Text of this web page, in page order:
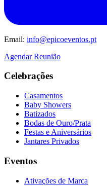
Email: info@epicoeventos.pt
Agendar Reunião
Celebrações
Casamentos
Baby Showers
Batizados
Bodas de Ouro/Prata
Festas e Aniversários
Jantares Privados
Eventos
Ativações de Marca